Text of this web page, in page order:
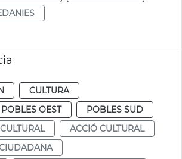
CULTURA
POBLES OEST
POBLES SUD
ACCIÓ CULTURAL